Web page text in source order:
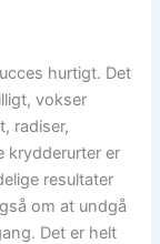
hurtigt. Det
vokser
radiser,
krydderurter er
resultater
om at undgå
Det er helt